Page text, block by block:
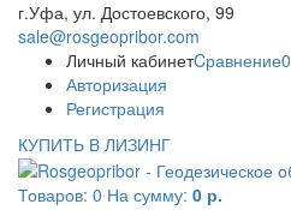
г.Уфа, ул. Достоевского, 99
sale@rosgeopribor.com
Личный кабинет
Авторизация
Регистрация
Cравнение0
КУПИТЬ В ЛИЗИНГ
Товаров: 0 На сумму: 0 р.